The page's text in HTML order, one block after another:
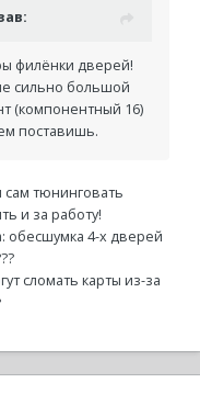
филёнки дверей!
сильно большой
(компонентный 16)
поставишь.
сам тюнинговать
и за работу!
обесшумка 4-х дверей
сломать карты из-за